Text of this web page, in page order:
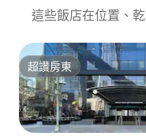
這些飯店在位置、
超讚房東
超讚房東